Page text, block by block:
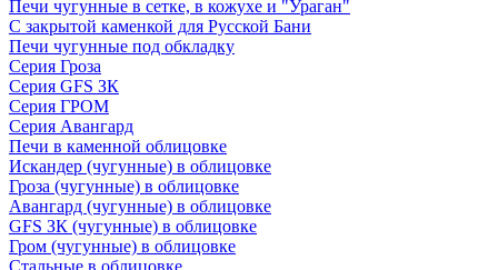
Печи чугунные в сетке, в кожухе и "Ураган"
С закрытой каменкой для Русской Бани
Печи чугунные под обкладку
Серия Гроза
Серия GFS ЗК
Серия ГРОМ
Серия Авангард
Печи в каменной облицовке
Искандер (чугунные) в облицовке
Гроза (чугунные) в облицовке
Авангард (чугунные) в облицовке
GFS ЗК (чугунные) в облицовке
Гром (чугунные) в облицовке
Стальные в облицовке